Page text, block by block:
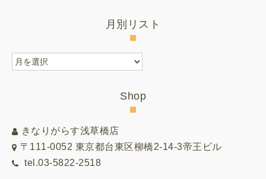
月別リスト
月
別
Shop
きなりがらす浅草橋店
〒111-0052 東京都台東区柳橋2-14-3帝王ビル
tel.03-5822-2518